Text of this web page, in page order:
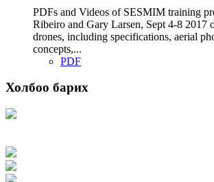
PDFs and Videos of SESMIM training
Ribeiro and Gary Larsen, Sept 4-8 2017
drones, including specifications, aerial
concepts,...
PDF
Холбоо барих